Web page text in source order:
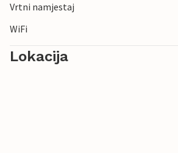
Vrtni namjestaj
WiFi
Lokacija